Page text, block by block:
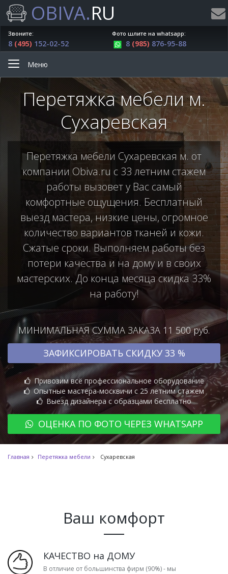
OBIVA.RU
Звоните:
8 (495) 152-02-52
Фото шлите на whatsapp:
8 (985) 876-95-88
Меню
Перетяжка мебели м.
Сухаревская
Перетяжка мебели Сухаревская м. от
компании Obiva.ru с 33 летним стажем
работы вызовет у Вас самый
комфортные ощущения. Бесплатный
выезд мастера, низкие цены, огромное
количество вариантов тканей и кожи.
Сжатые сроки. Выполняем работы без
потери качества и на дому и в своих
мастерских. До конца месяца скидка 33%
на работу!
МИНИМАЛЬНАЯ СУММА ЗАКАЗА 11 500 руб.
ЗАФИКСИРОВАТЬ СКИДКУ 33 %
Привозим всё профессиональное оборудование
Опытные мастера-москвичи с 25 летним стажем
Выезд дизайнера с образцами бесплатно
ОЦЕНКА ПО ФОТО ЧЕРЕЗ WHATSAPP
Главная Перетяжка мебели Сухаревская
Ваш комфорт
КАЧЕСТВО на ДОМУ
В отличие от большинства фирм (90%) - мы